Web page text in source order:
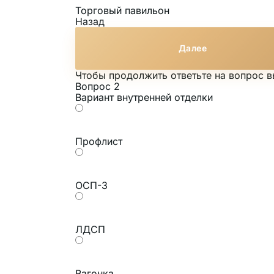
Торговый павильон
Назад
Далее
Чтобы продолжить ответьте на вопрос
Вопрос 2
Вариант внутренней отделки
Профлист
ОСП-3
ЛДСП